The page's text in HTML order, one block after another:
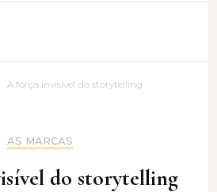
Amaro
A força invisível do storytelling
AS MARCAS
do storytelling